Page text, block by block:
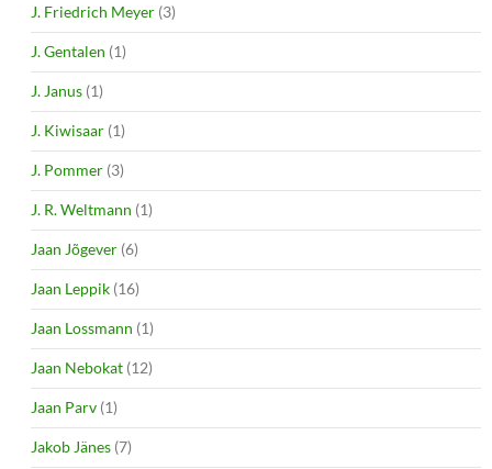
J. Friedrich Meyer (3)
J. Gentalen (1)
J. Janus (1)
J. Kiwisaar (1)
J. Pommer (3)
J. R. Weltmann (1)
Jaan Jõgever (6)
Jaan Leppik (16)
Jaan Lossmann (1)
Jaan Nebokat (12)
Jaan Parv (1)
Jakob Jänes (7)